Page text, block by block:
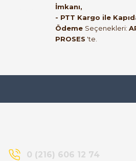
mehmet bey ilgi ve alakası için
Paketleme özenliydi, alışveriş
İmkanı,
- PTT Kargo ile
Ödeme Seçenekleri:
PROSES 'te.
0 (216) 606 12 74